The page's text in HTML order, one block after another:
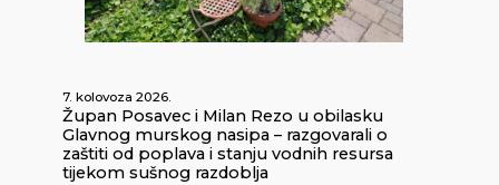
7. kolovoza 2026.
Župan Posavec i Milan Rezo u obilasku
Glavnog murskog nasipa – razgovarali o
zaštiti od poplava i stanju vodnih resursa
tijekom sušnog razdoblja